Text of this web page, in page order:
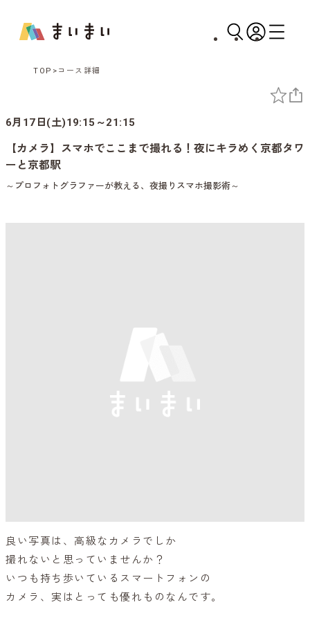
TOP コース詳細
6月17日(土)19:15～21:15
【カメラ】スマホでここまで撮れる！夜にキラめく京都タワ
ーと京都駅
～プロフォトグラファーが教える、夜撮りスマホ撮影術～
良い写真は、高級なカメラでしか
撮れないと思っていませんか？
いつも持ち歩いているスマートフォンの
カメラ、実はとっても優れものなんです。